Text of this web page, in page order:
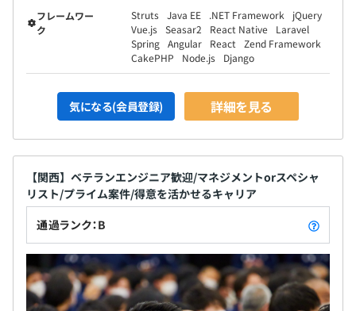
フレームワー
ク
Struts Java EE .NET Framework
jQuery
Vue.js Seasar2 React Native
Laravel
Spring Angular React
Zend Framework
CakePHP
Node.js Django
気になる(会員登録) 詳細を見る
【関西】ベテランエンジニア歓迎/マネジメントorスペシャ
リスト/プライム案件/得意を活かせるキャリア
通過ランク：B